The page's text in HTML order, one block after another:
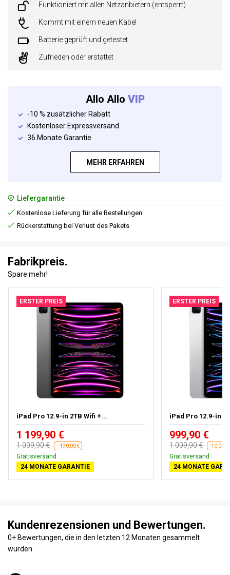
Funktioniert mit allen Netzanbietern (entsperrt)
Kommt mit einem neuen Kabel
Batterie geprüft und getestet
Zufrieden oder erstattet
Allo Allo VIP
-10 % zusätzlicher Rabatt
Kostenloser Expressversand
36 Monate Garantie
MEHR ERFAHREN
Liefergarantie
Kostenlose Lieferung für alle Bestellungen
Rückerstattung bei Verlust des Pakets
Fabrikpreis.
Spare mehr!
ERSTER PREIS
iPad Pro 12.9-in 2TB Wifi +...
1 199,90 €
1 009,90 € --190,00 €
Gratisversand
24 MONATE GARANTIE
ERSTER PREIS
iPad Pro 12.9-in
999,90 €
1 009,90 € -10,00 €
Gratisversand
24 MONATE
Kundenrezensionen und Bewertungen.
0+ Bewertungen, die in den letzten 12 Monaten gesammelt
wurden.